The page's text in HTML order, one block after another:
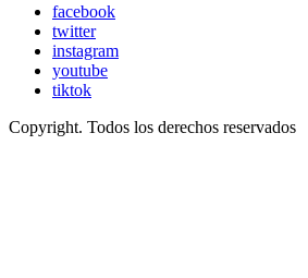
facebook
twitter
instagram
youtube
tiktok
Copyright. Todos los derechos reservados